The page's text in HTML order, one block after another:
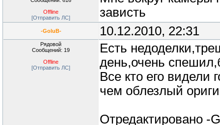
Offline
[Отправить ЛС]
зависть
-GoluB- 10.12.2010, 22:31
Рядовой
Сообщений: 19
Offline
[Отправить ЛС]
Есть
день,очень
Все кто его видели
чем облезлый
Отредактировано -